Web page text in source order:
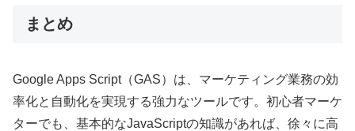
まとめ
Google Apps Script（GAS）は、マーケティング業務の効
率化と自動化を実現する強力なツールです。初心者マーケ
ターでも、基本的なJavaScriptの知識があれば、徐々に高